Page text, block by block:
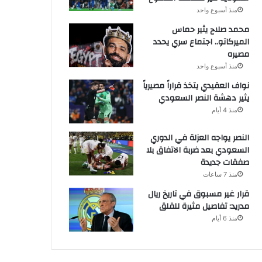
منذ أسبوع واحد
محمد صلاح يثير حماس
الميركاتو.. اجتماع سري يحدد
مصيره
منذ أسبوع واحد
نواف العقيدي يتخذ قراراً مصيرياً
يثير دهشة النصر السعودي
منذ 4 أيام
النصر يواجه العزلة في الدوري
السعودي بعد ضربة الاتفاق بلا
صفقات جديدة
منذ 7 ساعات
قرار غير مسبوق في تاريخ ريال
مدريد: تفاصيل مثيرة للقلق
منذ 6 أيام